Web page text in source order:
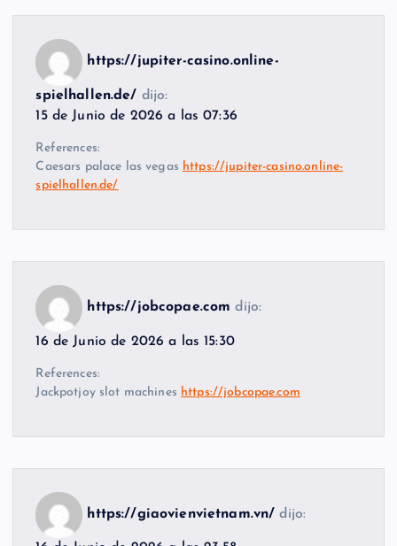
https://jupiter-casino.online-
spielhallen.de/ dijo:
15 de Junio de 2026 a las 07:36
References:
Caesars palace las vegas https://jupiter-casino.online-
spielhallen.de/
https://jobcopae.com dijo:
16 de Junio de 2026 a las 15:30
References:
Jackpotjoy slot machines https://jobcopae.com
https://giaovienvietnam.vn/ dijo: